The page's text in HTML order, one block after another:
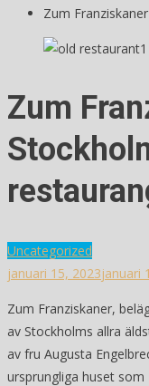
Zum
Zum
Uncategorized
januari 15, 2023januari
Zum Franziskaner,
av Stockholms allra
av fru Augusta
ursprungliga huset som